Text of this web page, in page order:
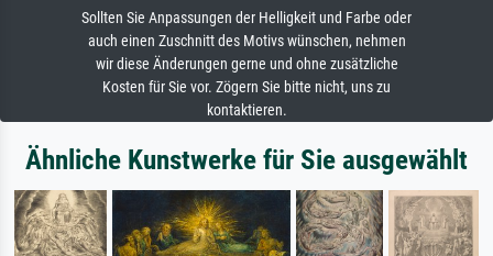
Sollten Sie Anpassungen der Helligkeit und Farbe oder
auch einen Zuschnitt des Motivs wünschen, nehmen
wir diese Änderungen gerne und ohne zusätzliche
Kosten für Sie vor. Zögern Sie bitte nicht, uns zu
kontaktieren.
Ähnliche Kunstwerke für Sie ausgewählt